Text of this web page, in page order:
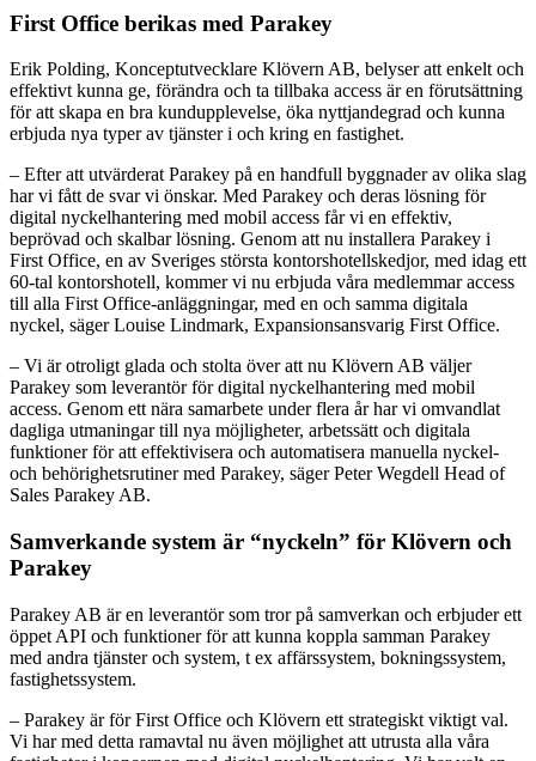
First Office berikas med Parakey
Erik Polding, Konceptutvecklare Klövern AB, belyser att enkelt och
effektivt kunna ge, förändra och ta tillbaka access är en förutsättning
för att skapa en bra kundupplevelse, öka nyttjandegrad och kunna
erbjuda nya typer av tjänster i och kring en fastighet.
– Efter att utvärderat Parakey på en handfull byggnader av olika slag
har vi fått de svar vi önskar. Med Parakey och deras lösning för
digital nyckelhantering med mobil access får vi en effektiv,
beprövad och skalbar lösning. Genom att nu installera Parakey i
First Office, en av Sveriges största kontorshotellskedjor, med idag ett
60-tal kontorshotell, kommer vi nu erbjuda våra medlemmar access
till alla First Office-anläggningar, med en och samma digitala
nyckel, säger Louise Lindmark, Expansionsansvarig First Office.
– Vi är otroligt glada och stolta över att nu Klövern AB väljer
Parakey som leverantör för digital nyckelhantering med mobil
access. Genom ett nära samarbete under flera år har vi omvandlat
dagliga utmaningar till nya möjligheter, arbetssätt och digitala
funktioner för att effektivisera och automatisera manuella nyckel-
och behörighetsrutiner med Parakey, säger Peter Wegdell Head of
Sales Parakey AB.
Samverkande system är “nyckeln” för Klövern och
Parakey
Parakey AB är en leverantör som tror på samverkan och erbjuder ett
öppet API och funktioner för att kunna koppla samman Parakey
med andra tjänster och system, t ex affärssystem, bokningssystem,
fastighetssystem.
– Parakey är för First Office och Klövern ett strategiskt viktigt val.
Vi har med detta ramavtal nu även möjlighet att utrusta alla våra